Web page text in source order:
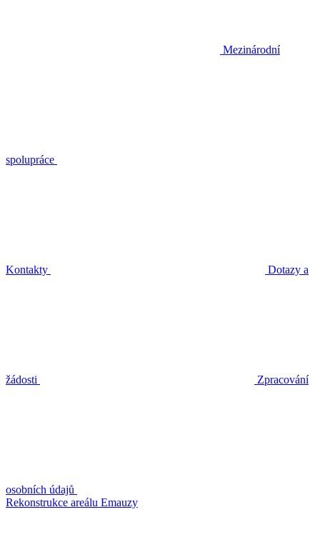
Mezinárodní
spolupráce
Kontakty Dotazy a
žádosti Zpracování
osobních údajů
Rekonstrukce areálu Emauzy